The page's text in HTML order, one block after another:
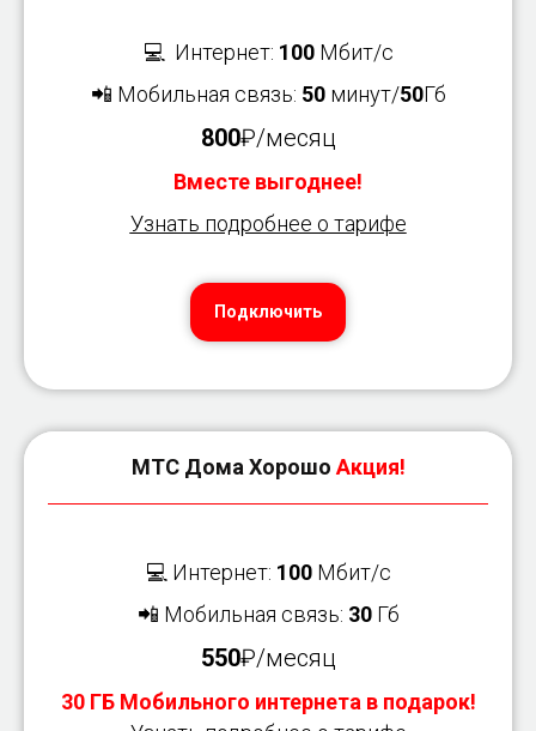
💻 Интернет: 100 Мбит/с
📲 Мобильная связь: 50 минут/50Гб
800₽/месяц
Вместе выгоднее!
Узнать подробнее о тарифе
Подключить
МТС Дома ХорошоАкция!
💻 Интернет: 100 Мбит/с
📲 Мобильная связь: 30Гб
550₽/месяц
30 ГБ Мобильного интернета в подарок!